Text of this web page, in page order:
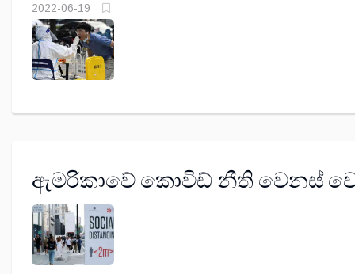
2022-06-19
ඇමරිකාවේ කොවිඩ් නීති වෙනස්